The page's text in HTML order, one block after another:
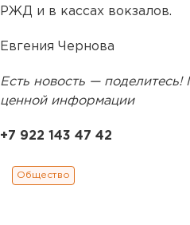
РЖД и в кассах вокзалов.
Евгения Чернова
Есть новость —
ценной информации
+7 922 143 47 42
Общество